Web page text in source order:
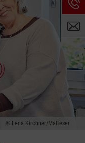
Lena Kirchner/Malteser